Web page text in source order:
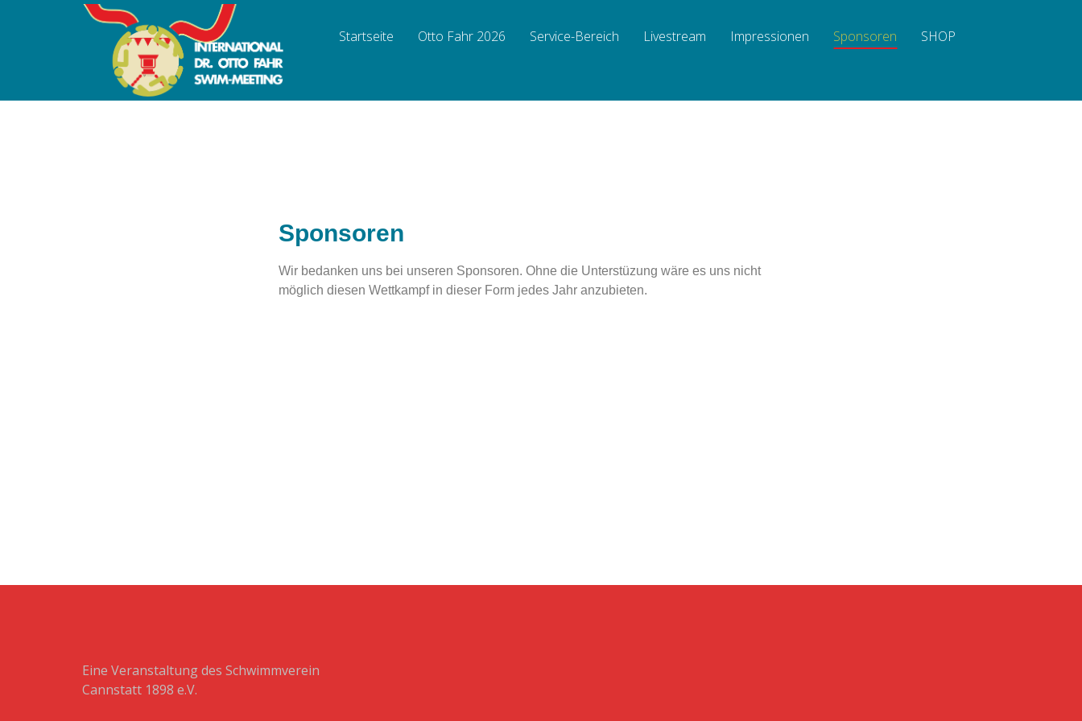
Startseite Otto Fahr 2026 Service-Bereich Livestream Impressionen Sponsoren SHOP
Sponsoren
Wir bedanken uns bei unseren Sponsoren. Ohne die Unterstüzung wäre es uns nicht
möglich diesen Wettkampf in dieser Form jedes Jahr anzubieten.
Eine Veranstaltung des Schwimmverein
Cannstatt 1898 e.V.